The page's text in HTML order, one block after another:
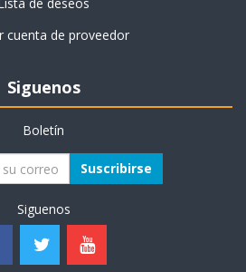
cuenta de proveedor
Siguenos
Boletín
Suscribirse
Siguenos